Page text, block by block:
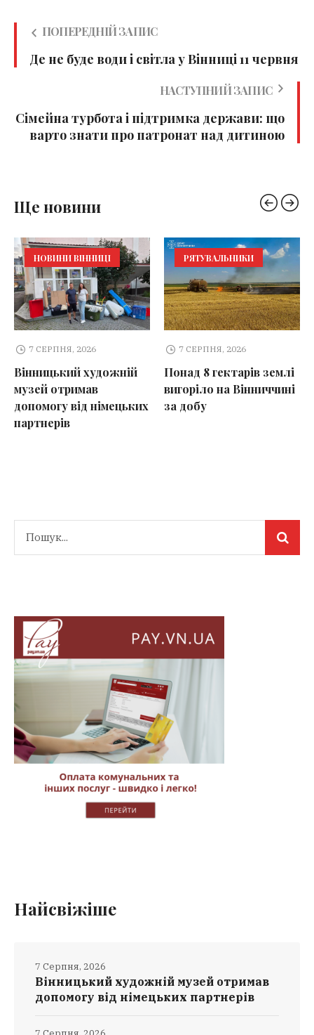
ПОПЕРЕДНІЙ ЗАПИС
Де не буде води і світла у Вінниці 11 червня
НАСТУПНИЙ ЗАПИС
Сімейна турбота і підтримка держави: що
варто знати про патронат над дитиною
Ще новини
НОВИНИ ВІННИЦІ
7 СЕРПНЯ, 2026
Вінницький художній
музей отримав
допомогу від німецьких
партнерів
РЯТУВАЛЬНИКИ
7 СЕРПНЯ, 2026
Понад 8 гектарів землі
вигоріло на Вінниччині
за добу
Найсвіжіше
Вінницький художній музей отримав
допомогу від німецьких партнерів
7 Серпня, 2026